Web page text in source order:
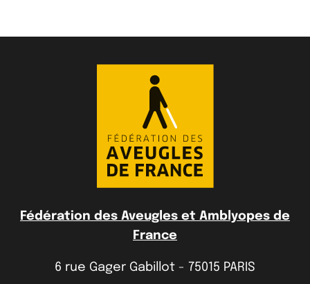
Fédération des Aveugles et Amblyopes de
France
6 rue Gager Gabillot - 75015 PARIS